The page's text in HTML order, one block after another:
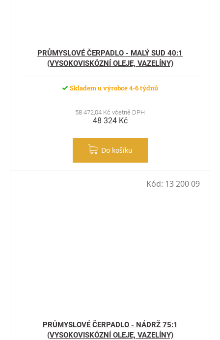
PRŮMYSLOVÉ ČERPADLO - MALÝ SUD 40:1
(VYSOKOVISKÓZNÍ OLEJE, VAZELÍNY)
Skladem u výrobce 4-6 týdnů
58 472,04 Kč včetně DPH
48 324 Kč
Do košíku
PRŮMYSLOVÉ ČERPADLO - NÁDRŽ 75:1
(VYSOKOVISKÓZNÍ OLEJE, VAZELÍNY)
Kód: 13 200 09